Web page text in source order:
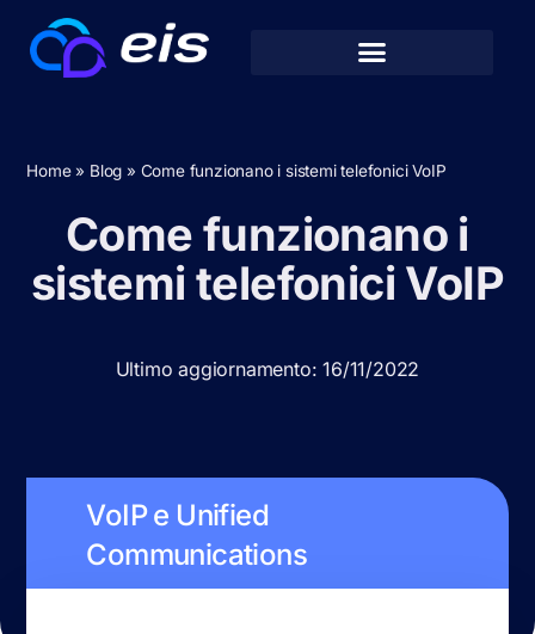
Home» Blog » Come funzionano i sistemi telefonici VoIP
Come funzionano i
sistemi telefonici VoIP
Ultimo aggiornamento: 16/11/2022
VoIP e Unified
Communications